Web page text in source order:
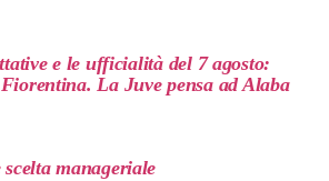
e le ufficialità del 7 agosto:
La Juve pensa ad Alaba
manageriale